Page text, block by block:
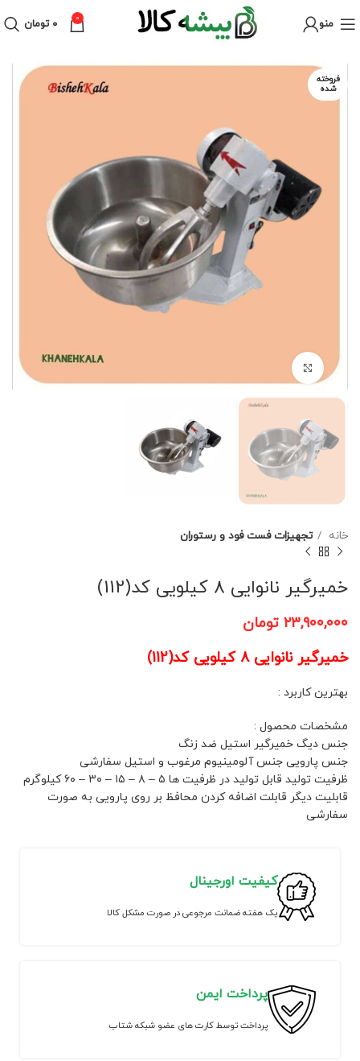
منو 0 ۰ تومان
فروخته
شده
خانه تجهیزات فست فود و رستوران
خمیرگیر نانوایی 8 کیلویی کد(112)
۲۳,۹۰۰,۰۰۰ تومان
خمیرگیر نانوایی 8 کیلویی کد(112)
بهترین کاربرد :
مشخصات محصول :
جنس دیگ خمیرگیر استیل ضد زنگ
جنس پارویی جنس آلومینیوم مرغوب و استیل سفارشی
ظرفیت تولید قابل تولید در ظرفیت ها ۵ – ۸ – ۱۵ – ۳۰ – ۶۰ کیلوگرم
قابلیت دیگر قابلت اضافه کردن محافظ بر روی پارویی به صورت
سفارشی
کیفیت اورجینال
یک هفته ضمانت مرجوعی در صورت مشکل کالا
پرداخت ایمن
پرداخت توسط کارت های عضو شبکه شتاب